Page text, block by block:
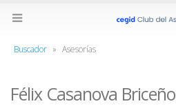
Buscador » Asesorías
Félix Casanova Briceño